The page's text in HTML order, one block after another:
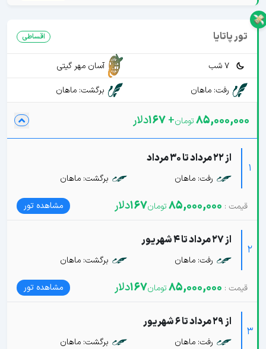
تور پاتایا اقساطی
7 شب
آسان مهر گیتی
رفت: ماهان
برگشت: ماهان
85,000,000
+
167دلار
1
از 22 مرداد تا 30 مرداد
رفت: ماهان برگشت: ماهان
85,000,000
167دلار مشاهده تور
2
از 27 مرداد تا 4 شهریور
رفت: ماهان برگشت: ماهان
85,000,000
167دلار مشاهده تور
3
از 29 مرداد تا 6 شهریور
رفت: ماهان برگشت: ماهان